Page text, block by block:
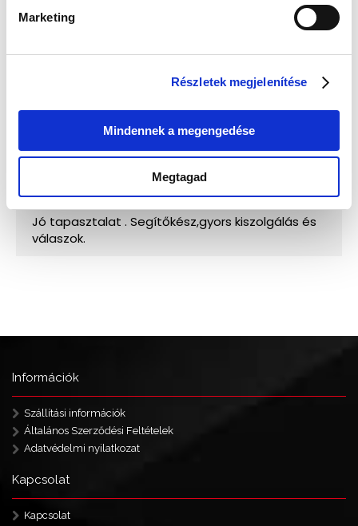
Marketing
Részletek megjelenítése
Mindennek a megengedése
Megtagad
Információk
Szállítási információk
Általános Szerződési Feltételek
Adatvédelmi nyilatkozat
Kapcsolat
Kapcsolat